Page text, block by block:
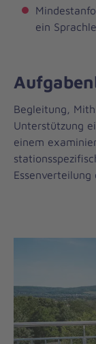
ein
Begleitung,
Unterstützung
einem